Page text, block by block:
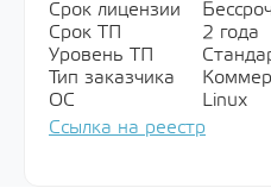
Срок лицензии
Срок ТП
2 года
Уровень ТП
Тип заказчика
ОС
Linux
Ссылка на реестр